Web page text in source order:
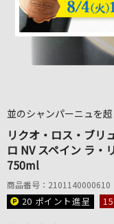
並のシャンパーニュを
リクオ・ロス・ブリ
ロ NV スペイン ラ・
750ml
商品番号：2101140000610
20 ポイント進呈 15